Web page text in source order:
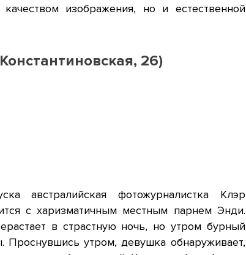
изображения, но и естественной
26)
австралийская фотожурналистка Клэр
с харизматичным местным парнем Энди.
в страстную ночь, но утром бурный
утром, девушка обнаруживает,